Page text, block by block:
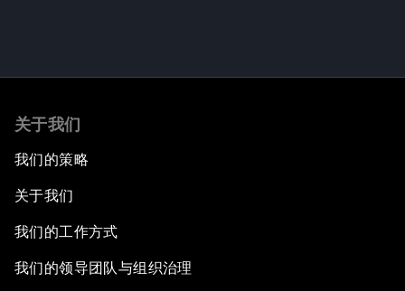
关于我们
我们的策略
关于我们
我们的工作方式
我们的领导团队与组织治理